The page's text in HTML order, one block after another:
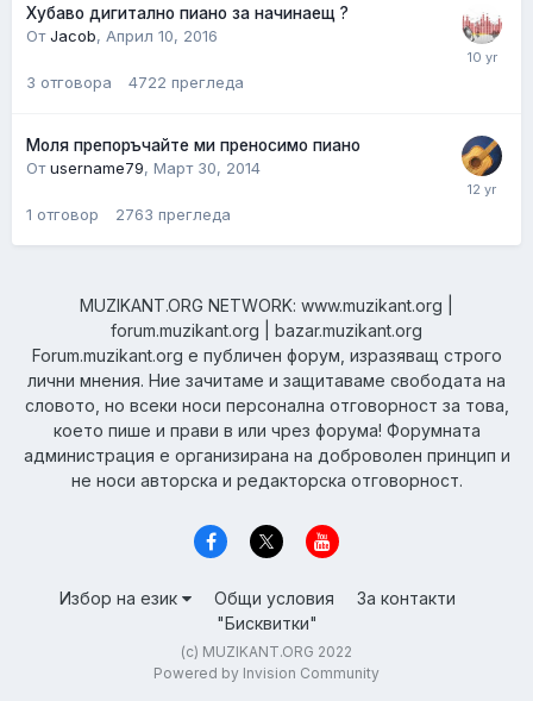
Хубаво дигитално пиано за начинаещ ?
ОтJacob, Април 10, 2016
3 отговора 4722 прегледа
Моля препоръчайте ми преносимо пиано
Отusername79, Март 30, 2014
1 отговор 2763 прегледа
MUZIKANT.ORG NETWORK: www.muzikant.org |
forum.muzikant.org | bazar.muzikant.org
Forum.muzikant.org е публичен форум, изразяващ строго
лични мнения. Ние зачитаме и защитаваме свободата на
словото, но всеки носи персонална отговорност за това,
което пише и прави в или чрез форума! Форумната
администрация е организирана на доброволен принцип и
не носи авторска и редакторска отговорност.
Избор на език Общи условия
За контакти
"Бисквитки"
(c) MUZIKANT.ORG 2022
Powered by Invision Community